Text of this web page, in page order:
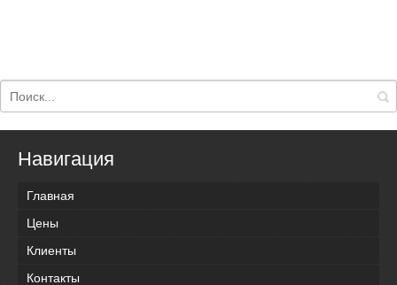
Навигация
Главная
Цены
Клиенты
Контакты